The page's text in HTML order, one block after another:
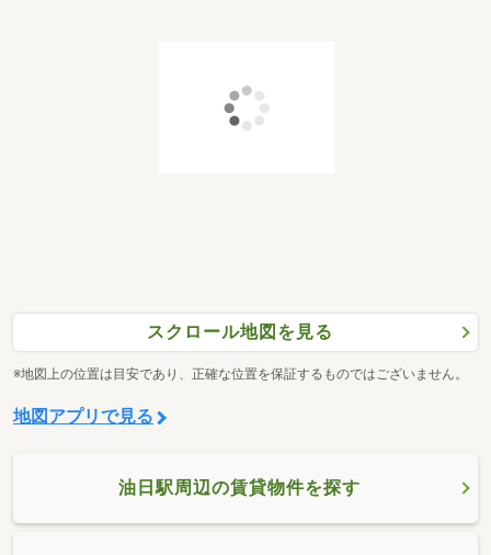
スクロール地図を見る
※地図上の位置は目安であり、正確な位置を保証するものではございません。
地図アプリで見る
油日駅周辺の賃貸物件を探す